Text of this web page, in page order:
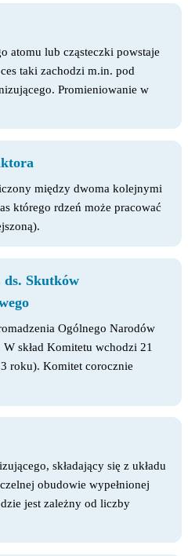
atomu lub cząsteczki powstaje
taki zachodzi m.in. pod
Promieniowanie w
między dwoma kolejnymi
którego rdzeń może pracować
Skutków
Ogólnego Narodów
skład Komitetu wchodzi 21
roku). Komitet corocznie
składający się z układu
obudowie wypełnionej
jest zależny od liczby